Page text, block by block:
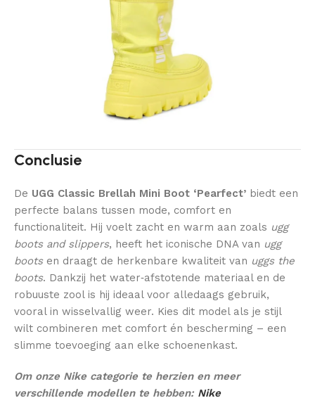
Conclusie
De UGG Classic Brellah Mini Boot ‘Pearfect’ biedt een
perfecte balans tussen mode, comfort en
functionaliteit. Hij voelt zacht en warm aan zoals ugg
boots and slippers, heeft het iconische DNA van ugg
bootsen draagt de herkenbare kwaliteit van uggs the
boots. Dankzij het water‑afstotende materiaal en de
robuuste zool is hij ideaal voor alledaags gebruik,
vooral in wisselvallig weer. Kies dit model als je stijl
wilt combineren met comfort én bescherming – een
slimme toevoeging aan elke schoenenkast.
Om onze Nike categorie te herzien en meer
verschillende modellen te hebben: Nike